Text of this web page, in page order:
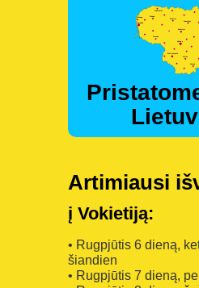
Artimiausi
į Vokietiją:
• Rugpjūtis 6 dieną,
šiandien
• Rugpjūtis 7 dieną,